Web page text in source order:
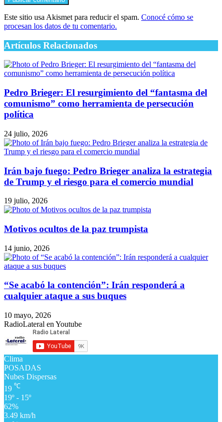
Este sitio usa Akismet para reducir el spam. Conocé cómo se
procesan los datos de tu comentario.
Artículos Relacionados
Pedro Brieger: El resurgimiento del “fantasma del
comunismo” como herramienta de persecución
política
24 julio, 2026
Irán bajo fuego: Pedro Brieger analiza la estrategia
de Trump y el riesgo para el comercio mundial
19 julio, 2026
Motivos ocultos de la paz trumpista
14 junio, 2026
“Se acabó la contención”: Irán responderá a
cualquier ataque a sus buques
10 mayo, 2026
RadioLateral en Youtube
Clima
POSADAS
Nubes Dispersas
19 ℃
19º - 15º
62%
3.49 km/h